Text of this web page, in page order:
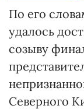
По его
удалось
созыву
Северного